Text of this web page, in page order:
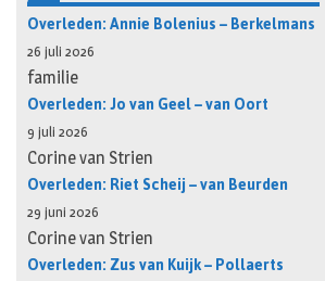
Overleden: Annie Bolenius – Berkelmans
26 juli 2026
familie
Overleden: Jo van Geel – van Oort
9 juli 2026
Corine van Strien
Overleden: Riet Scheij – van Beurden
29 juni 2026
Corine van Strien
Overleden: Zus van Kuijk – Pollaerts